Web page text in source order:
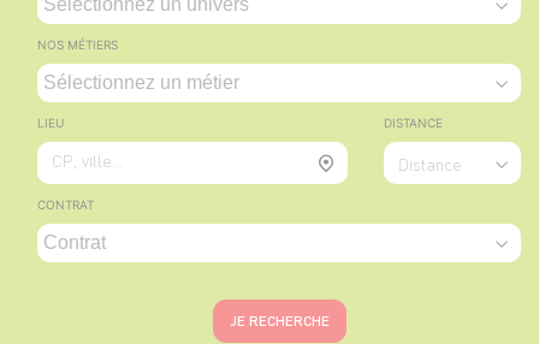
NOS MÉTIERS
LIEU
CP, ville...
DISTANCE
Distance
CONTRAT
JE RECHERCHE